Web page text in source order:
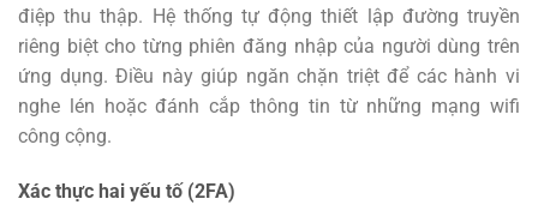
điệp thu thập. Hệ thống tự động thiết lập đường truyền
riêng biệt cho từng phiên đăng nhập của người dùng trên
ứng dụng. Điều này giúp ngăn chặn triệt để các hành vi
nghe lén hoặc đánh cắp thông tin từ những mạng wifi
công cộng.
Xác thực hai yếu tố (2FA)